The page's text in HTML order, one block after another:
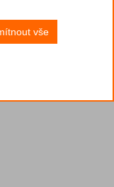
vše